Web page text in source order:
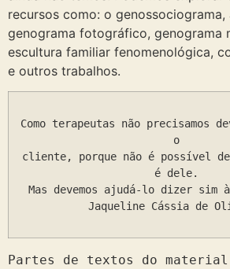
recursos como: o
genograma fotográfico, genograma
escultura familiar fenomenológica,
e outros trabalhos.
Como terapeutas não precisamos
o
cliente, porque não é possível
é dele.
Mas devemos ajudá-lo dizer sim
Jaqueline Cássia de
Partes de textos do